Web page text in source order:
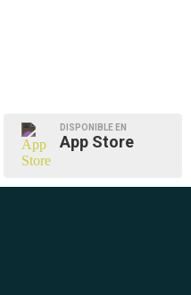
DISPONIBLE EN
App Store